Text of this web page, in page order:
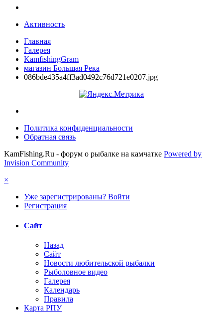
Активность
Главная
Галерея
KamfishingGram
магазин Большая Река
086bde435a4ff3ad0492c76d721e0207.jpg
Политика конфиденциальности
Обратная связь
KamFishing.Ru - форум о рыбалке на камчатке Powered by
Invision Community
×
Уже зарегистрированы? Войти
Регистрация
Сайт
Назад
Сайт
Новости любительской рыбалки
Рыболовное видео
Галерея
Календарь
Правила
Карта РПУ